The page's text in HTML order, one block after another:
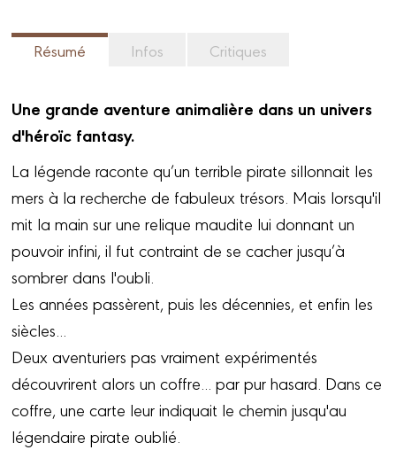
Résumé Infos Critiques
Une grande aventure animalière dans un univers
d'héroïc fantasy.
La légende raconte qu’un terrible pirate sillonnait les
mers à la recherche de fabuleux trésors. Mais lorsqu'il
mit la main sur une relique maudite lui donnant un
pouvoir infini, il fut contraint de se cacher jusqu’à
sombrer dans l'oubli.
Les années passèrent, puis les décennies, et enfin les
siècles...
Deux aventuriers pas vraiment expérimentés
découvrirent alors un coffre... par pur hasard. Dans ce
coffre, une carte leur indiquait le chemin jusqu'au
légendaire pirate oublié.